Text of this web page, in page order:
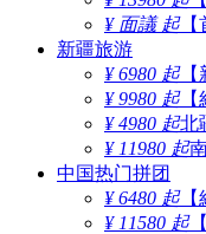
¥ 面議 起【
新疆旅游
¥ 6980 起【
¥ 9980 起【
¥ 4980 起北
¥ 11980 起
中国热门拼团
¥ 6480 起【
¥ 11580 起